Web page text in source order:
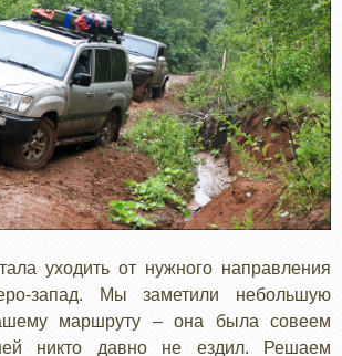
уходить от нужного направления
запад. Мы заметили небольшую
маршруту – она была совеем
никто давно не ездил. Решаем